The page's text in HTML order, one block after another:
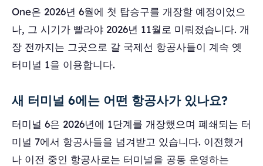
One은 2026년 6월에 첫 탑승구를 개장할 예정이었으
나, 그 시기가 빨라야 2026년 11월로 미뤄졌습니다. 개
장 전까지는 그곳으로 갈 국제선 항공사들이 계속 옛
터미널 1을 이용합니다.
새 터미널 6에는 어떤 항공사가 있나요?
터미널 6은 2026년에 1단계를 개장했으며 폐쇄되는 터
미널 7에서 항공사들을 넘겨받고 있습니다. 이전했거
나 이전 중인 항공사로는 터미널을 공동 운영하는